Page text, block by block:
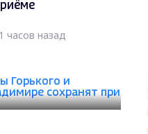
часов назад